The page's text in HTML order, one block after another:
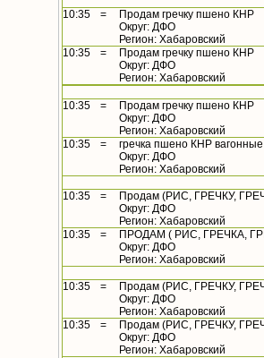
10:35 =
Продам гречку пшено КНР
Округ: ДФО
Регион: Хабаровский
10:35
=
Продам гречку пшено КНР
Округ: ДФО
Регион: Хабаровский
10:35 =
Продам гречку пшено КНР
Округ: ДФО
Регион: Хабаровский
10:35
=
гречка пшено КНР вагонные
Округ: ДФО
Регион: Хабаровский
10:35 =
Продам (РИС, ГРЕЧКУ,
Округ: ДФО
Регион: Хабаровский
10:35
=
ПРОДАМ ( РИС, ГРЕЧКА,
Округ: ДФО
Регион: Хабаровский
10:35 =
Продам (РИС, ГРЕЧКУ,
Округ: ДФО
Регион: Хабаровский
10:35
=
Продам (РИС, ГРЕЧКУ,
Округ: ДФО
Регион: Хабаровский